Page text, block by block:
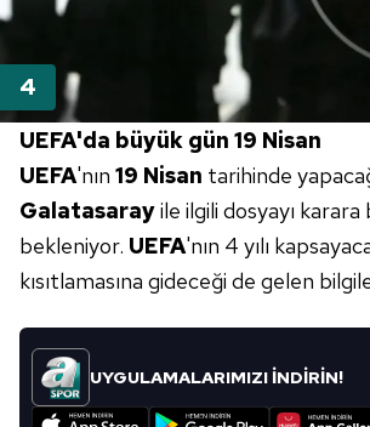
UEFA'da büyük gün 19 Nisan
UEFA'nın 19 Nisan tarihinde
Galatasarayile ilgili dosyayı karara
bekleniyor. UEFA'nın 4 yılı
kısıtlamasına gideceği de gelen
UYGULAMALARIMIZI İNDİRİN!